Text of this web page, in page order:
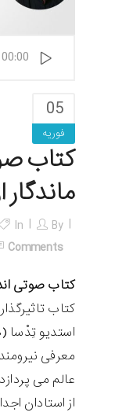
صوت
00:00
05
فوریه
کتاب
ماندگار
By
In
Comments
کتاب صوتی
کتاب تاثیرگذار
استدیو تِدْسا
معرفی
عالم می
از استادان